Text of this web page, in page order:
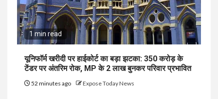
1 min read
यूनिफॉर्म खरीदी पर हाईकोर्ट का बड़ा झटका: 350 करोड़ के
टेंडर पर अंतरिम रोक, MP के 2 लाख बुनकर परिवार प्रभावित
52 minutes ago Expose Today News